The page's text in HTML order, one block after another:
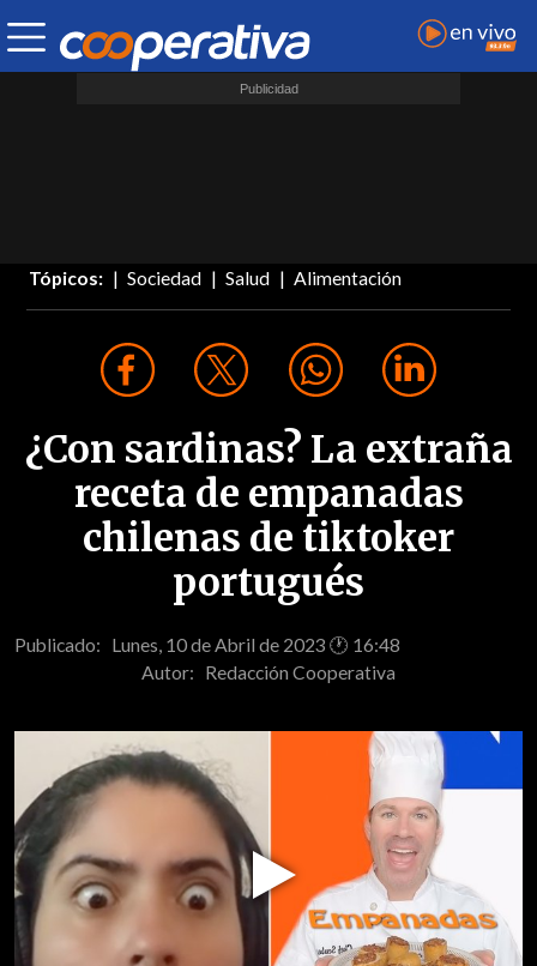
Tópicos: Sociedad Salud Alimentación
¿Con sardinas? La extraña
receta de empanadas
chilenas de tiktoker
portugués
Publicado: Lunes, 10 de Abril de 2023 🕐 16:48
Autor: Redacción Cooperativa
Play
Video